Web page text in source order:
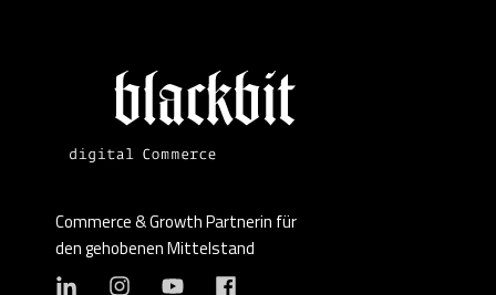
Commerce & Growth Partnerin für
den gehobenen Mittelstand